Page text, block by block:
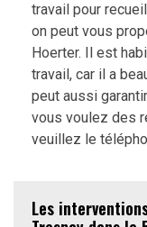
travail pour
on peut vous
Hoerter. Il est
travail, car il a
peut aussi
vous voulez des
veuillez le
Les